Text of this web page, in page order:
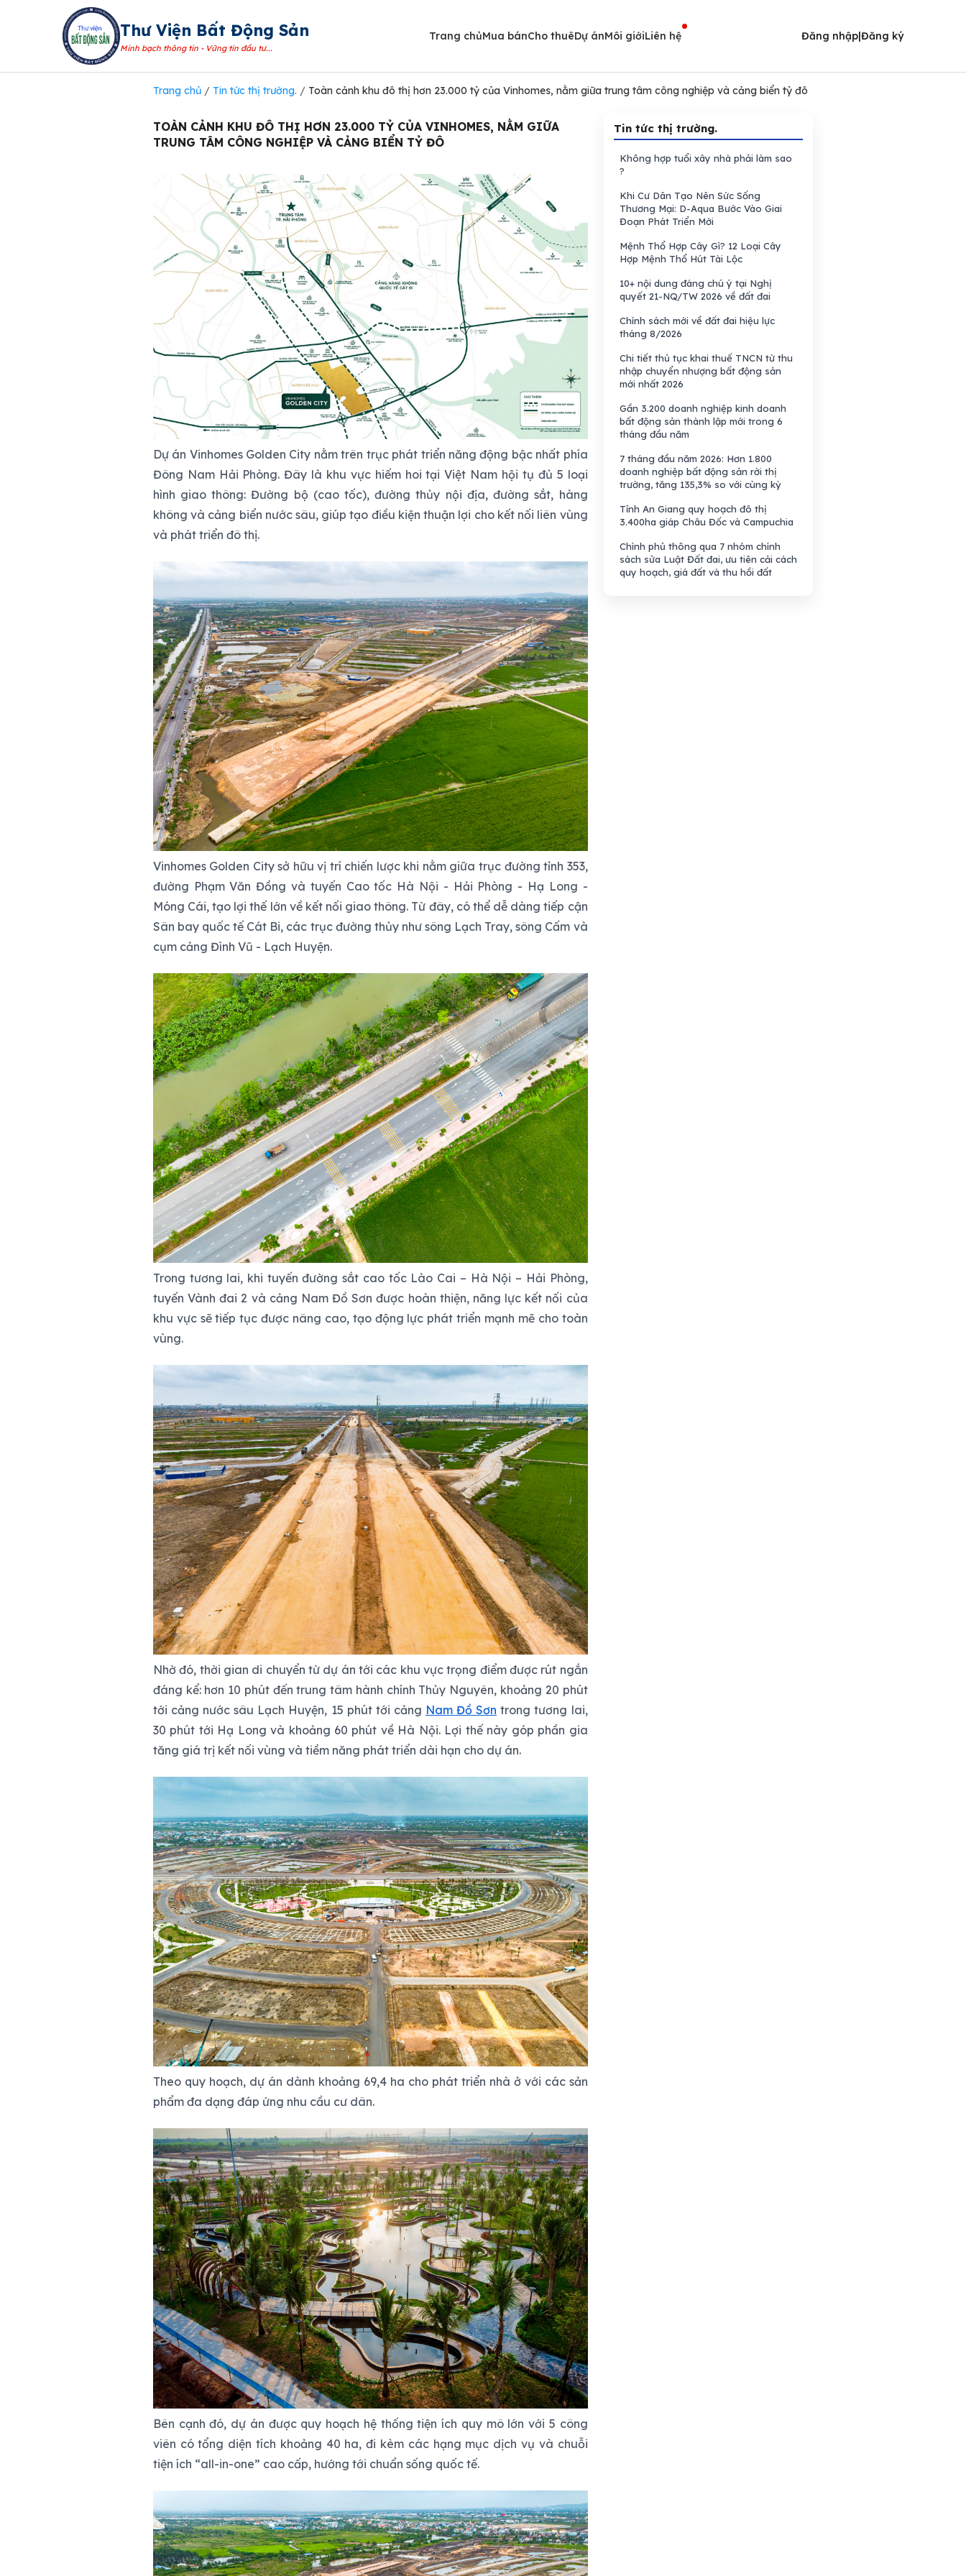
Thư Viện Bất Động Sản
Minh bạch thông tin - Vững tin đầu tư...
Trang chủMua bánCho thuêDự ánMôi giớiLiên hệ Đăng nhập|Đăng ký
Trang chủ/ Tin tức thị trường. / Toàn cảnh khu đô thị hơn 23.000 tỷ của Vinhomes, nằm giữa trung tâm công nghiệp và cảng biển tỷ đô
TOÀN CẢNH KHU ĐÔ THỊ HƠN 23.000 TỶ CỦA VINHOMES, NẰM GIỮA
TRUNG TÂM CÔNG NGHIỆP VÀ CẢNG BIỂN TỶ ĐÔ
Dự án Vinhomes Golden City nằm trên trục phát triển năng động bậc nhất phía
Đông Nam Hải Phòng. Đây là khu vực hiếm hoi tại Việt Nam hội tụ đủ 5 loại
hình giao thông: Đường bộ (cao tốc), đường thủy nội địa, đường sắt, hàng
không và cảng biển nước sâu, giúp tạo điều kiện thuận lợi cho kết nối liên vùng
và phát triển đô thị.
Vinhomes Golden City sở hữu vị trí chiến lược khi nằm giữa trục đường tỉnh 353,
đường Phạm Văn Đồng và tuyến Cao tốc Hà Nội - Hải Phòng - Hạ Long -
Móng Cái, tạo lợi thế lớn về kết nối giao thông. Từ đây, có thể dễ dàng tiếp cận
Sân bay quốc tế Cát Bi, các trục đường thủy như sông Lạch Tray, sông Cấm và
cụm cảng Đình Vũ - Lạch Huyện.
Trong tương lai, khi tuyến đường sắt cao tốc Lào Cai – Hà Nội – Hải Phòng,
tuyến Vành đai 2 và cảng Nam Đồ Sơn được hoàn thiện, năng lực kết nối của
khu vực sẽ tiếp tục được nâng cao, tạo động lực phát triển mạnh mẽ cho toàn
vùng.
Nhờ đó, thời gian di chuyển từ dự án tới các khu vực trọng điểm được rút ngắn
đáng kể: hơn 10 phút đến trung tâm hành chính Thủy Nguyên, khoảng 20 phút
tới cảng nước sâu Lạch Huyện, 15 phút tới cảng Nam Đồ Sơn trong tương lai,
30 phút tới Hạ Long và khoảng 60 phút về Hà Nội. Lợi thế này góp phần gia
tăng giá trị kết nối vùng và tiềm năng phát triển dài hạn cho dự án.
Theo quy hoạch, dự án dành khoảng 69,4 ha cho phát triển nhà ở với các sản
phẩm đa dạng đáp ứng nhu cầu cư dân.
Bên cạnh đó, dự án được quy hoạch hệ thống tiện ích quy mô lớn với 5 công
viên có tổng diện tích khoảng 40 ha, đi kèm các hạng mục dịch vụ và chuỗi
tiện ích “all-in-one” cao cấp, hướng tới chuẩn sống quốc tế.
Tin tức thị trường.
Không hợp tuổi xây nhà phải làm sao
?
Khi Cư Dân Tạo Nên Sức Sống
Thương Mại: D-Aqua Bước Vào Giai
Đoạn Phát Triển Mới
Mệnh Thổ Hợp Cây Gì? 12 Loại Cây
Hợp Mệnh Thổ Hút Tài Lộc
10+ nội dung đáng chú ý tại Nghị
quyết 21-NQ/TW 2026 về đất đai
Chính sách mới về đất đai hiệu lực
tháng 8/2026
Chi tiết thủ tục khai thuế TNCN từ thu
nhập chuyển nhượng bất động sản
mới nhất 2026
Gần 3.200 doanh nghiệp kinh doanh
bất động sản thành lập mới trong 6
tháng đầu năm
7 tháng đầu năm 2026: Hơn 1.800
doanh nghiệp bất động sản rời thị
trường, tăng 135,3% so với cùng kỳ
Tỉnh An Giang quy hoạch đô thị
3.400ha giáp Châu Đốc và Campuchia
Chính phủ thông qua 7 nhóm chính
sách sửa Luật Đất đai, ưu tiên cải cách
quy hoạch, giá đất và thu hồi đất